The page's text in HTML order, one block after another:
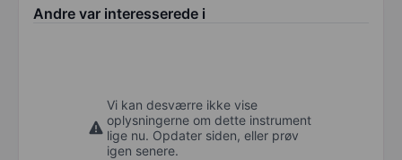
Andre var interesserede i
Vi kan desværre ikke vise
oplysningerne om dette instrument
lige nu. Opdater siden, eller prøv
igen senere.